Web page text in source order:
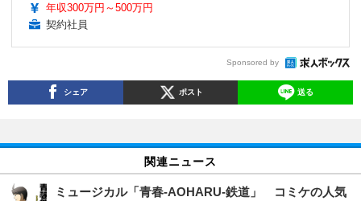
年収300万円～500万円
契約社員
Sponsored by
シェア ポスト 送る
関連ニュース
ミュージカル「青春-AOHARU-鉄道」 コミケの人気